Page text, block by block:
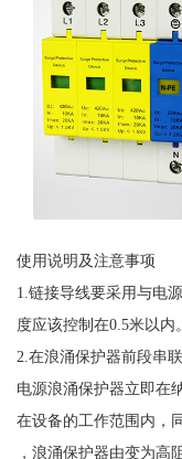
使用说明及注意事项
1.链接导线要采用与电
度应该控制在0.5米以内。
2.在浪涌保护器前段串
电源浪涌保护器立即在
在设备的工作范围内，
，浪涌保护器由变为高